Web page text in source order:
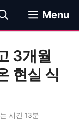
Menu
3개월
현실 식
시간 13분